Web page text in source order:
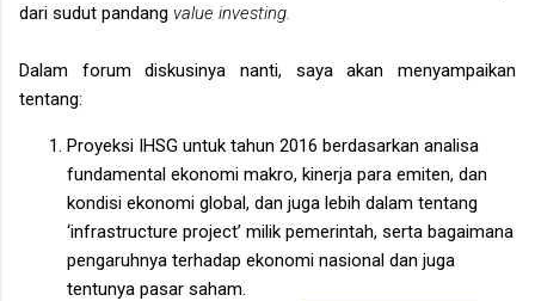
dari sudut pandang value investing
Dalam forum diskusinya nanti, saya akan menyampaikan
tentang:
Proyeksi IHSG untuk tahun 2016 berdasarkan analisa
fundamental ekonomi makro, kinerja para emiten, dan
kondisi ekonomi global, dan juga lebih dalam tentang
‘infrastructure project’ milik pemerintah, serta bagaimana
pengaruhnya terhadap ekonomi nasional dan juga
tentunya pasar saham.